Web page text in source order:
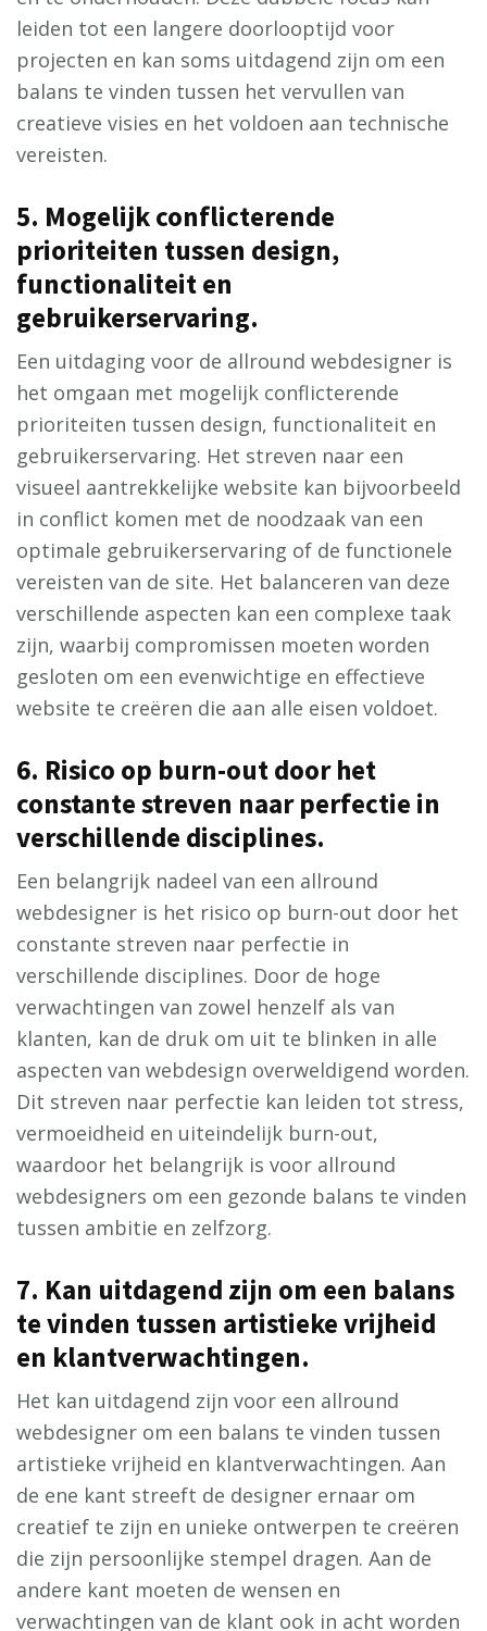
leiden tot een langere doorlooptijd voor
projecten en kan soms uitdagend zijn om een
balans te vinden tussen het vervullen van
creatieve visies en het voldoen aan technische
vereisten.
5. Mogelijk conflicterende
prioriteiten tussen design,
functionaliteit en
gebruikerservaring.
Een uitdaging voor de allround webdesigner is
het omgaan met mogelijk conflicterende
prioriteiten tussen design, functionaliteit en
gebruikerservaring. Het streven naar een
visueel aantrekkelijke website kan bijvoorbeeld
in conflict komen met de noodzaak van een
optimale gebruikerservaring of de functionele
vereisten van de site. Het balanceren van deze
verschillende aspecten kan een complexe taak
zijn, waarbij compromissen moeten worden
gesloten om een ​​evenwichtige en effectieve
website te creëren die aan alle eisen voldoet.
6. Risico op burn-out door het
constante streven naar perfectie in
verschillende disciplines.
Een belangrijk nadeel van een allround
webdesigner is het risico op burn-out door het
constante streven naar perfectie in
verschillende disciplines. Door de hoge
verwachtingen van zowel henzelf als van
klanten, kan de druk om uit te blinken in alle
aspecten van webdesign overweldigend worden.
Dit streven naar perfectie kan leiden tot stress,
vermoeidheid en uiteindelijk burn-out,
waardoor het belangrijk is voor allround
webdesigners om een gezonde balans te vinden
tussen ambitie en zelfzorg.
7. Kan uitdagend zijn om een balans
te vinden tussen artistieke vrijheid
en klantverwachtingen.
Het kan uitdagend zijn voor een allround
webdesigner om een balans te vinden tussen
artistieke vrijheid en klantverwachtingen. Aan
de ene kant streeft de designer ernaar om
creatief te zijn en unieke ontwerpen te creëren
die zijn persoonlijke stempel dragen. Aan de
andere kant moeten de wensen en
verwachtingen van de klant ook in acht worden